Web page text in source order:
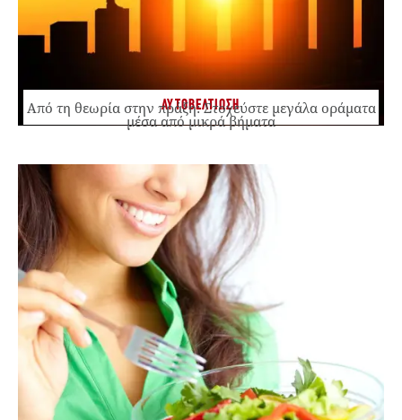
ΑΥΤΟΒΕΛΤΙΩΣΗ
Από τη θεωρία στην πράξη: Στοχεύστε μεγάλα οράματα
μέσα από μικρά βήματα